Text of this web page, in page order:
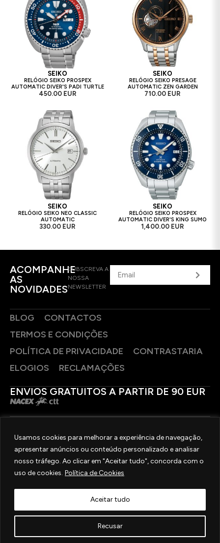
Usamos cookies para melhorar a experiência de navegação,
apresentar anúncios ou conteúdo personalizado e analisar
nosso tráfego. Ao clicar em "Aceitar tudo", concorda com o
uso de cookies. Política de Cookies
Recusar
Aceitar tudo
SEIKO
RELÓGIO SEIKO PROSPEX
AUTOMATIC DIVER'S PADI TURTLE
450.00 EUR
SEIKO
RELÓGIO SEIKO PRESAGE
AUTOMATIC ZEN GARDEN
710.00 EUR
SEIKO
RELÓGIO SEIKO NEO CLASSIC
AUTOMATIC
330.00 EUR
SEIKO
RELÓGIO SEIKO PROSPEX
AUTOMATIC DIVER'S KING SUMO
1,400.00 EUR
ACOMPANHE
AS
NOVIDADES
SUBSCREVA A
NOSSA
NEWSLETTER
BLOG
CONTACTOS
TERMOS E CONDIÇÕES
POLÍTICA DE PRIVACIDADE
CONTRASTARIA
ELOGIOS
RECLAMAÇÕES
ENVIOS GRATUITOS A PARTIR DE 90 EUR
SIGA-NOS
2025 © OURIVESARIA FRADIZELA